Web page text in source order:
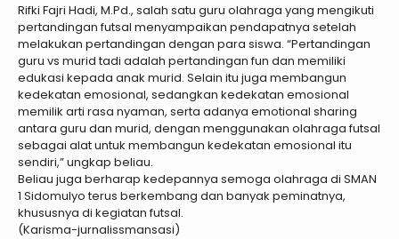
Rifki Fajri Hadi, M.Pd., salah satu guru olahraga yang mengikuti
pertandingan futsal menyampaikan pendapatnya setelah
melakukan pertandingan dengan para siswa. “Pertandingan
guru vs murid tadi adalah pertandingan fun dan memiliki
edukasi kepada anak murid. Selain itu juga membangun
kedekatan emosional, sedangkan kedekatan emosional
memilik arti rasa nyaman, serta adanya emotional sharing
antara guru dan murid, dengan menggunakan olahraga futsal
sebagai alat untuk membangun kedekatan emosional itu
sendiri,” ungkap beliau.
Beliau juga berharap kedepannya semoga olahraga di SMAN
1 Sidomulyo terus berkembang dan banyak peminatnya,
khususnya di kegiatan futsal.
(Karisma-jurnalissmansasi)